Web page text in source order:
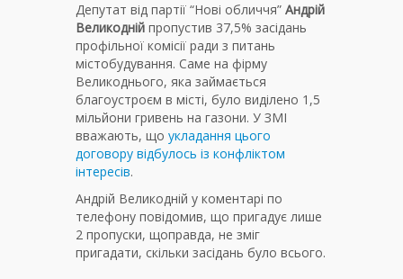
Депутат від партії “Нові обличчя” Андрій
Великодній пропустив 37,5% засідань
профільної комісії ради з питань
містобудування. Саме на фірму
Великоднього, яка займається
благоустроєм в місті, було виділено 1,5
мільйони гривень на газони. У ЗМІ
вважають, що укладання цього
договору відбулось із конфліктом
інтересів.
Андрій Великодній у коментарі по
телефону повідомив, що пригадує лише
2 пропуски, щоправда, не зміг
пригадати, скільки засідань було всього.